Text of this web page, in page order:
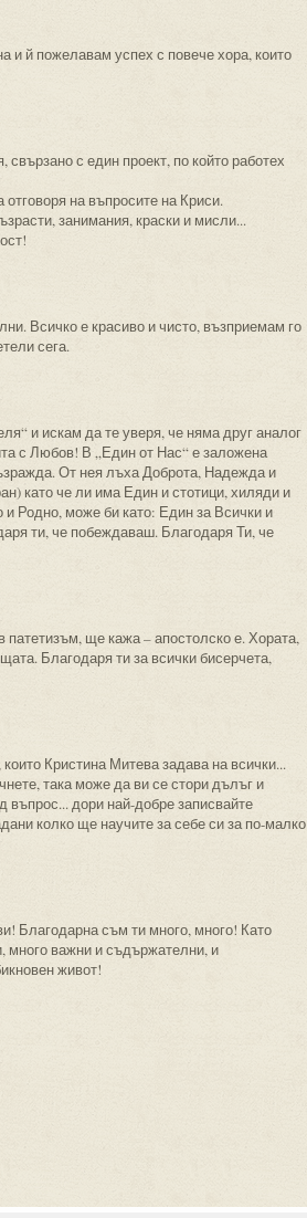
и й пожелавам успех с повече хора, които
с един проект, по който работех
на въпросите на Криси.
занимания, краски и мисли...
Всичко е красиво и чисто, възприемам го
сега.
и искам да те уверя, че няма друг аналог
с Любов! В „Един от Нас“ е заложена
От нея лъха Доброта, Надежда и
като че ли има Един и стотици, хиляди и
Родно, може би като: Един за Всички и
ти, че побеждаваш. Благодаря Ти, че
патетизъм, ще кажа – апостолско е. Хората,
Благодаря ти за всички бисерчета,
Кристина Митева задава на всички...
така може да ви се стори дълъг и
въпрос... дори най-добре записвайте
колко ще научите за себе си за по-малко
Благодарна съм ти много, много! Като
много важни и съдържателни, и
живот!